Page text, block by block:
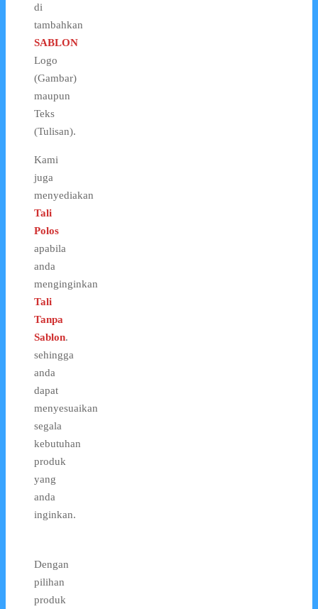
di
tambahkan
SABLON
Logo
(Gambar)
maupun
Teks
(Tulisan).
Kami
juga
menyediakan
Tali
Polos
apabila
anda
menginginkan
Tali
Tanpa
Sablon.
sehingga
anda
dapat
menyesuaikan
segala
kebutuhan
produk
yang
anda
inginkan.
Dengan
pilihan
produk